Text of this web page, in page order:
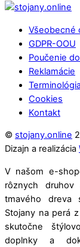
Všeobecné
GDPR-OOU
Poučenie
Reklamácie
Cookies
Kontakt
© stojany.online
Dizajn a realizácia
V našom e-
rôznych
tmavého dreva
Stojany na perá
skutočne
doplnky a